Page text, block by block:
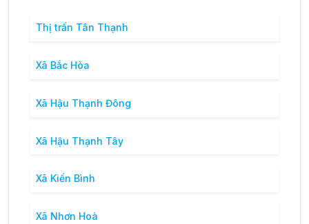
Thị trấn Tân Thạnh
Xã Bắc Hòa
Xã Hậu Thạnh Đông
Xã Hậu Thạnh Tây
Xã Kiến Bình
Xã Nhơn Hoà